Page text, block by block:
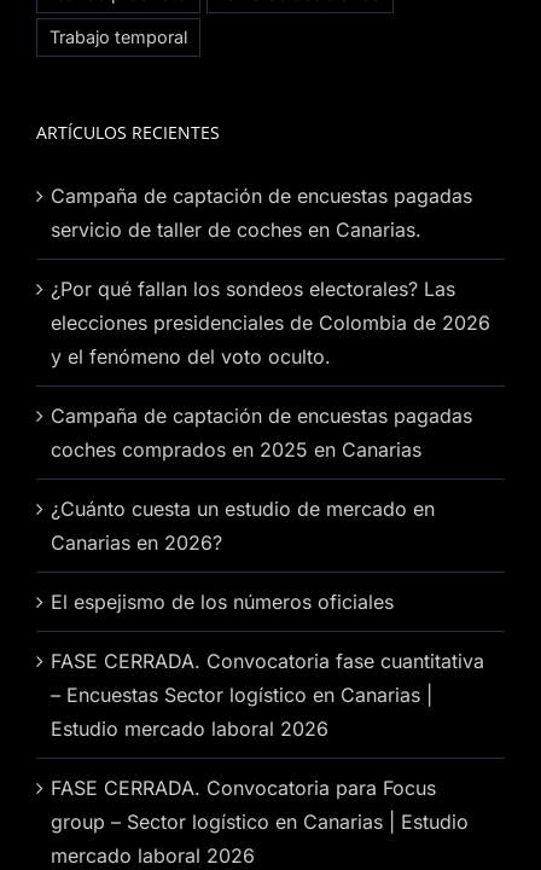
Trabajo temporal
ARTÍCULOS RECIENTES
Campaña de captación de encuestas pagadas
servicio de taller de coches en Canarias.
¿Por qué fallan los sondeos electorales? Las
elecciones presidenciales de Colombia de 2026
y el fenómeno del voto oculto.
Campaña de captación de encuestas pagadas
coches comprados en 2025 en Canarias
¿Cuánto cuesta un estudio de mercado en
Canarias en 2026?
El espejismo de los números oficiales
FASE CERRADA. Convocatoria fase cuantitativa
– Encuestas Sector logístico en Canarias |
Estudio mercado laboral 2026
FASE CERRADA. Convocatoria para Focus
group – Sector logístico en Canarias | Estudio
mercado laboral 2026